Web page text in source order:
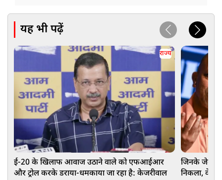
यह भी पढ़ें
राज्य
ई-20 के खिलाफ आवाज उठाने वाले को एफआईआर
और ट्रोल करके डराया-धमकाया जा रहा है: केजरीवाल
जिनके जेब से
निकला, वे